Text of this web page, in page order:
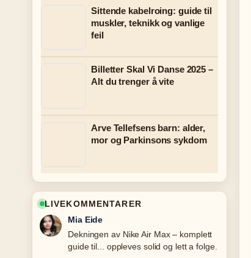
Sittende kabelroing: guide til
muskler, teknikk og vanlige
feil
Billetter Skal Vi Danse 2025 –
Alt du trenger å vite
Arve Tellefsens barn: alder,
mor og Parkinsons sykdom
LIVEKOMMENTARER
Mia Eide
Dekningen av Nike Air Max – komplett
guide til... oppleves solid og lett a folge.